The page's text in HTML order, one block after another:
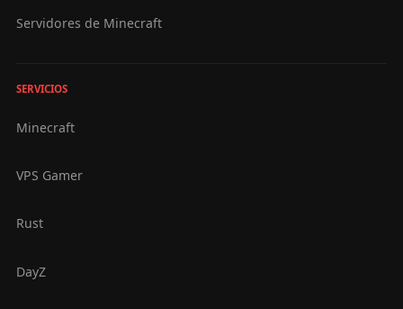
Servidores de Minecraft
SERVICIOS
Minecraft
VPS Gamer
Rust
DayZ